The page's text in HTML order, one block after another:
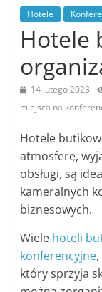
Hotele
Hotele
14 lutego 2023
miejsca na
Hotele
atmosferę,
obsługi, są
kameralnych
biznesowych.
Wiele hoteli
konferencyjne
który sprzyja